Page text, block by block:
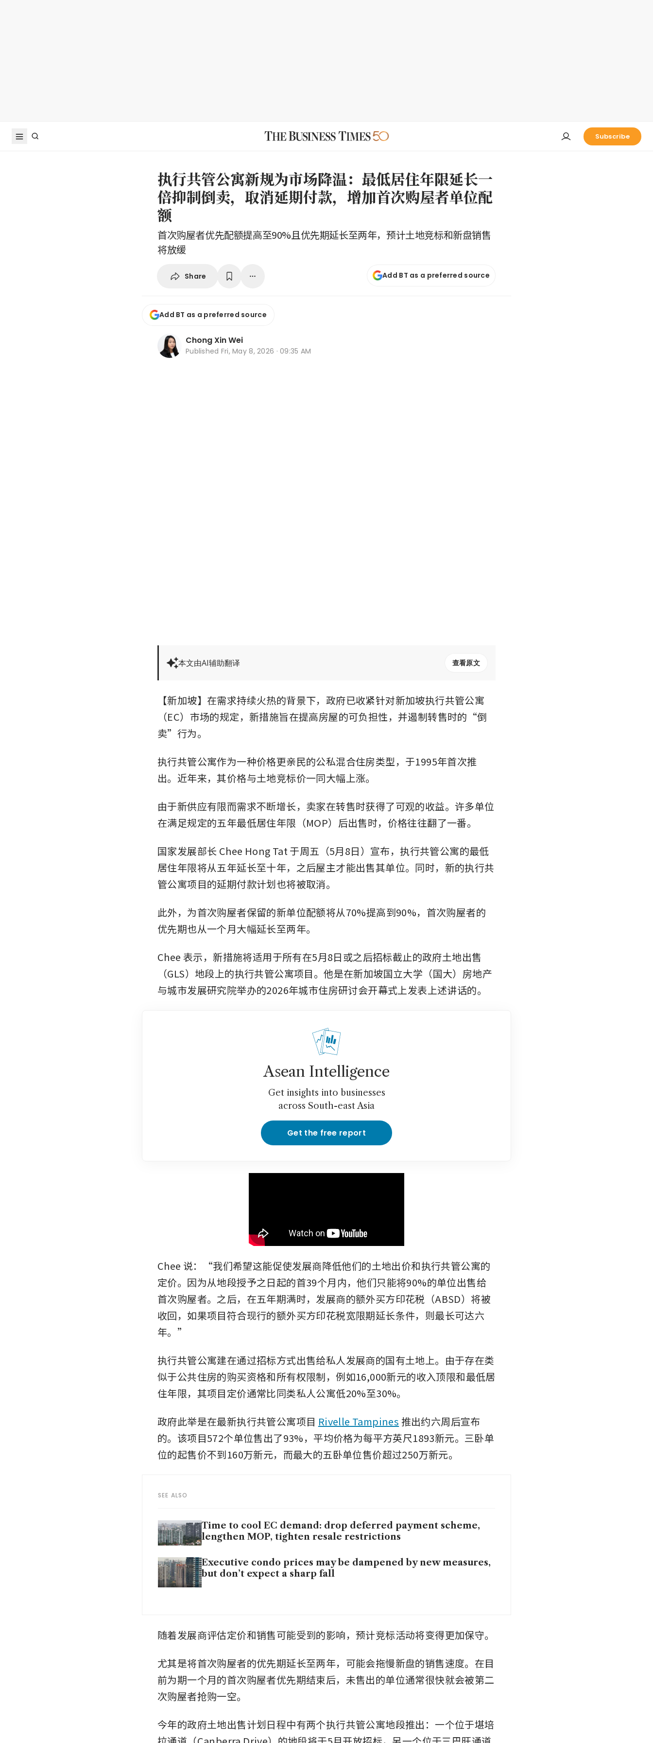
Subscribe
执行共管公寓新规为市场降温：最低居住年限延长一
倍抑制倒卖，取消延期付款，增加首次购屋者单位配
额
首次购屋者优先配额提高至90%且优先期延长至两年，预计土地竞标和新盘销售
将放缓
Share Add BT as a preferred source
Add BT as a preferred source
Chong Xin Wei
Published Fri, May 8, 2026 · 09:35 AM
本文由AI辅助翻译 查看原文
【新加坡】在需求持续火热的背景下，政府已收紧针对新加坡执行共管公寓
（EC）市场的规定，新措施旨在提高房屋的可负担性，并遏制转售时的“倒
卖”行为。
执行共管公寓作为一种价格更亲民的公私混合住房类型，于1995年首次推
出。近年来，其价格与土地竞标价一同大幅上涨。
由于新供应有限而需求不断增长，卖家在转售时获得了可观的收益。许多单位
在满足规定的五年最低居住年限（MOP）后出售时，价格往往翻了一番。
国家发展部长 Chee Hong Tat 于周五（5月8日）宣布，执行共管公寓的最低
居住年限将从五年延长至十年，之后屋主才能出售其单位。同时，新的执行共
管公寓项目的延期付款计划也将被取消。
此外，为首次购屋者保留的新单位配额将从70%提高到90%，首次购屋者的
优先期也从一个月大幅延长至两年。
Chee 表示，新措施将适用于所有在5月8日或之后招标截止的政府土地出售
（GLS）地段上的执行共管公寓项目。他是在新加坡国立大学（国大）房地产
与城市发展研究院举办的2026年城市住房研讨会开幕式上发表上述讲话的。
Asean Intelligence
Get insights into businesses
across South-east Asia
Get the free report
Chee 说：“我们希望这能促使发展商降低他们的土地出价和执行共管公寓的
定价。因为从地段授予之日起的首39个月内，他们只能将90%的单位出售给
首次购屋者。之后，在五年期满时，发展商的额外买方印花税（ABSD）将被
收回，如果项目符合现行的额外买方印花税宽限期延长条件，则最长可达六
年。”
执行共管公寓建在通过招标方式出售给私人发展商的国有土地上。由于存在类
似于公共住房的购买资格和所有权限制，例如16,000新元的收入顶限和最低居
住年限，其项目定价通常比同类私人公寓低20%至30%。
政府此举是在最新执行共管公寓项目 Rivelle Tampines 推出约六周后宣布
的。该项目572个单位售出了93%，平均价格为每平方英尺1893新元。三卧单
位的起售价不到160万新元，而最大的五卧单位售价超过250万新元。
SEE ALSO
Time to cool EC demand: drop deferred payment scheme,
lengthen MOP, tighten resale restrictions
Executive condo prices may be dampened by new measures,
but don’t expect a sharp fall
随着发展商评估定价和销售可能受到的影响，预计竞标活动将变得更加保守。
尤其是将首次购屋者的优先期延长至两年，可能会拖慢新盘的销售速度。在目
前为期一个月的首次购屋者优先期结束后，未售出的单位通常很快就会被第二
次购屋者抢购一空。
今年的政府土地出售计划日程中有两个执行共管公寓地段推出：一个位于堪培